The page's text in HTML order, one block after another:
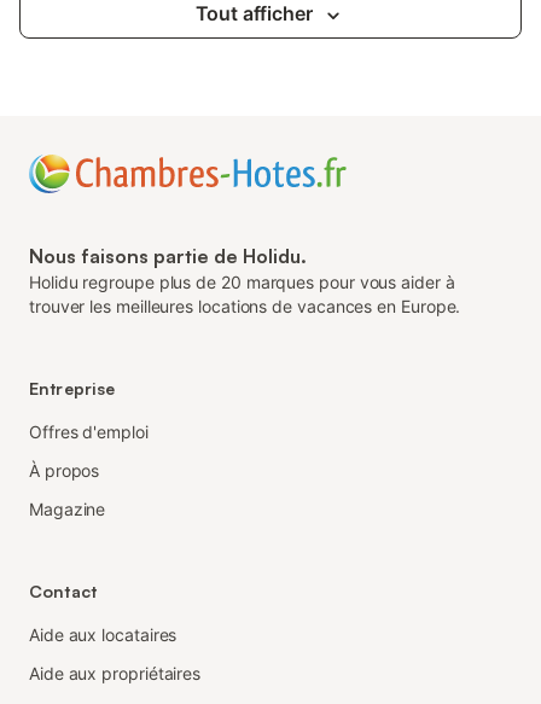
Tout afficher
Nous faisons partie de Holidu.
Holidu regroupe plus de 20 marques pour vous aider à
trouver les meilleures locations de vacances en Europe.
Entreprise
Offres d'emploi
À propos
Magazine
Contact
Aide aux locataires
Aide aux propriétaires